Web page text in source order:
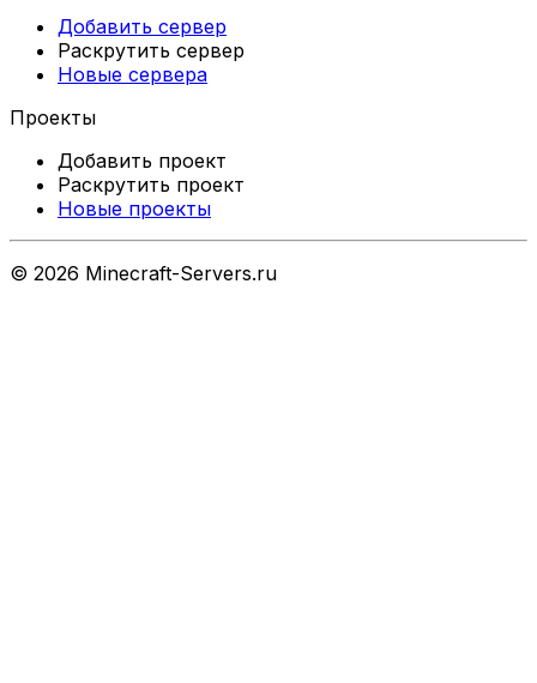
Добавить сервер
Раскрутить сервер
Новые сервера
Проекты
Добавить проект
Раскрутить проект
Новые проекты
© 2026 Minecraft-Servers.ru